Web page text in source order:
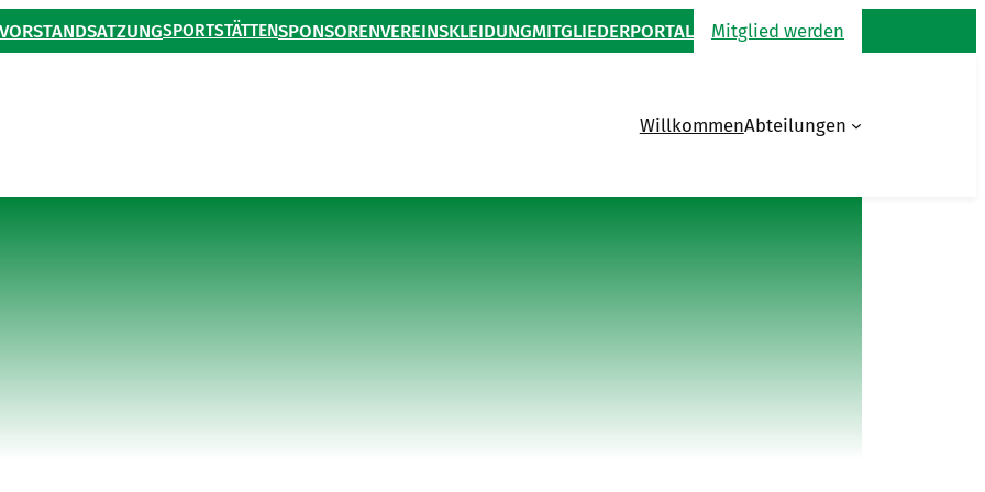
VORSTANDSATZUNGSPORTSTÄTTENSPONSORENVEREINSKLEIDUNGMITGLIEDERPORTAL Mitglied werden
WillkommenAbteilungen